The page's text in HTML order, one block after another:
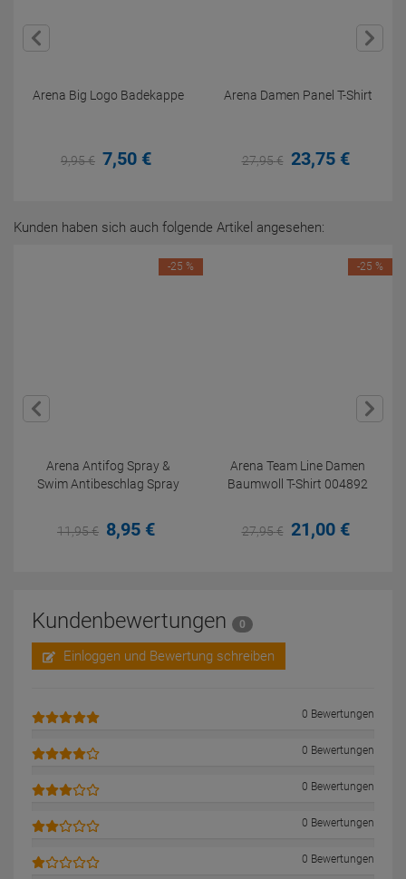
Arena Big Logo Badekappe
9,95€ 7,50 €
Arena Damen Panel T-Shirt
27,95€ 23,75 €
Kunden haben sich auch folgende Artikel angesehen:
Arena Antifog Spray &
Swim Antibeschlag Spray
11,95€ 8,95 €
-25 %
Arena Team Line Damen
Baumwoll T-Shirt 004892
27,95€ 21,00 €
-25 %
Kundenbewertungen 0
Einloggen und Bewertung schreiben
0 Bewertungen
0 Bewertungen
0 Bewertungen
0 Bewertungen
0 Bewertungen